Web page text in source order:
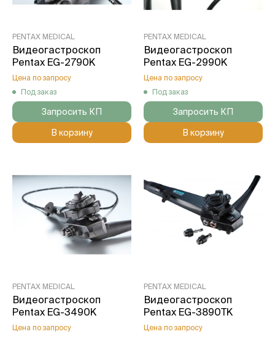
PENTAX MEDICAL
Видеогастроскоп
Pentax EG-2790K
Цена по запросу
Под заказ
Запросить КП
В корзину
PENTAX MEDICAL
Видеогастроскоп
Pentax EG-2990K
Цена по запросу
Под заказ
Запросить КП
В корзину
PENTAX MEDICAL
Видеогастроскоп
Pentax EG-3490K
Цена по запросу
PENTAX MEDICAL
Видеогастроскоп
Pentax EG-3890TK
Цена по запросу